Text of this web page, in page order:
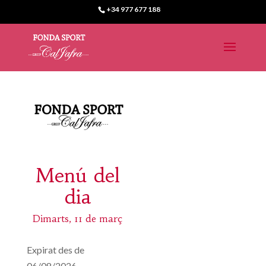
+34 977 677 188
Menú del
dia
Dimarts, 11 de març
Expirat des de